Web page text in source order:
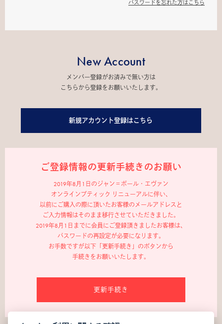
パスワードを忘れた方はこちら
New Account
メンバー登録がお済みで無い方は
こちらから登録をお願いいたします。
新規アカウント登録はこちら
ご登録情報の更新手続きのお願い
2019年8月1日のジャン＝ポール・エヴァン
オンラインブティック リニューアルに伴い、
以前にご購入の際に頂いたお客様のメールアドレスと
ご入力情報はそのまま移行させていただきました。
2019年8月1日までに会員にご登録頂きましたお客様は、
パスワードの再設定が必要になります。
お手数ですが以下「更新手続き」のボタンから
手続きをお願いいたします。
更新手続き